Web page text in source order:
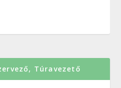
Túravezető